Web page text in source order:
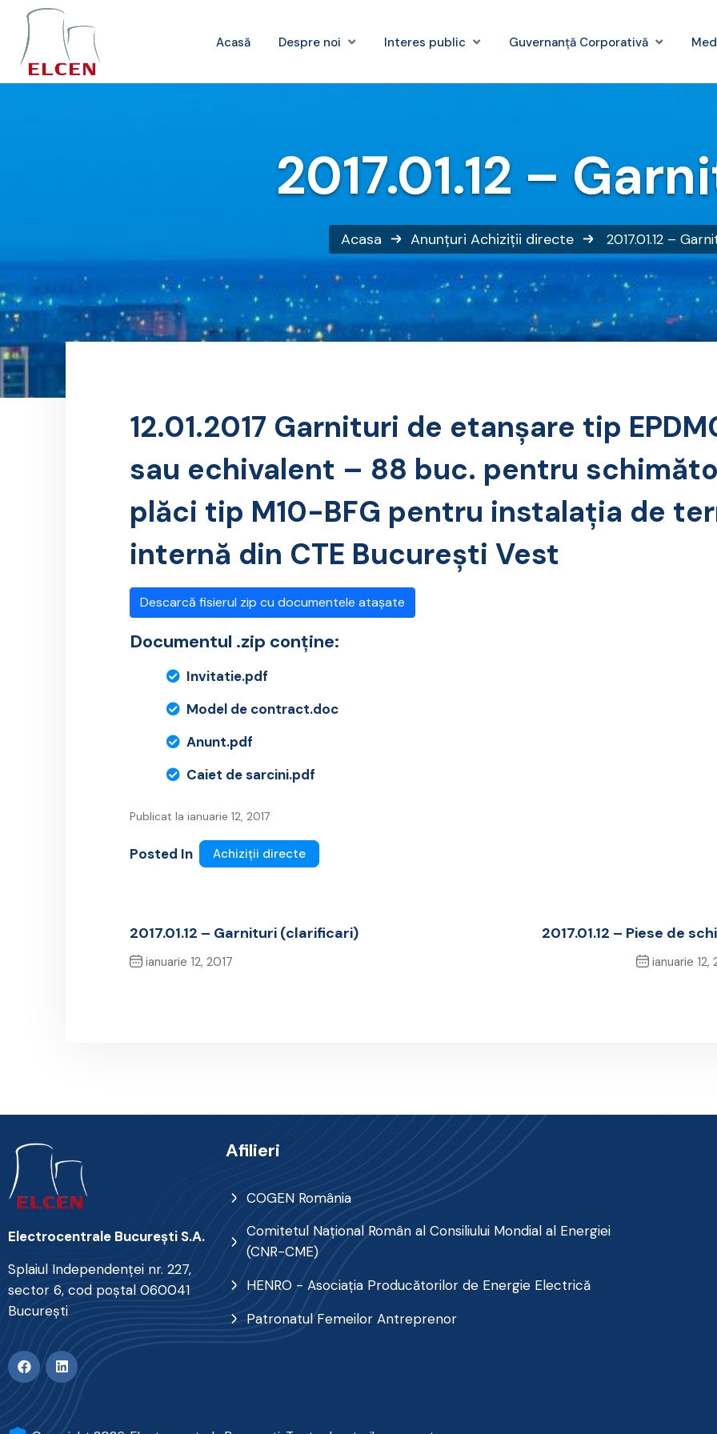
Acasă Despre noi Interes public Guvernanță Corporativă
2017.01.12 –
Acasa Anunțuri Achiziții directe 2017.01.12 –
12.01.2017 Garnituri de etanșare tip
sau echivalent – 88 buc. pentru
plăci tip M10-BFG pentru instalația de
internă din CTE București Vest
Descarcă fisierul zip cu documentele atașate
Documentul .zip conține:
Invitatie.pdf
Model de contract.doc
Anunt.pdf
Caiet de sarcini.pdf
Publicat la ianuarie 12, 2017
Posted In Achiziții directe
2017.01.12 – Garnituri (clarificari)
ianuarie 12, 2017
2017.01.12 – Piese de
ianuarie 12,
Electrocentrale Bucureşti S.A.
Splaiul Independenţei nr. 227,
sector 6, cod poştal 060041
Bucureşti
Afilieri
COGEN România
Comitetul Naţional Român al Consiliului Mondial al Energiei
(CNR-CME)
HENRO - Asociația Producătorilor de Energie Electrică
Patronatul Femeilor Antreprenor